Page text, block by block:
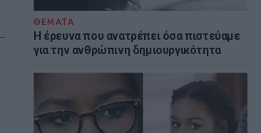
ΘΕΜΑΤΑ
Η έρευνα που ανατρέπει όσα πιστεύαμε
για την ανθρώπινη δημιουργικότητα